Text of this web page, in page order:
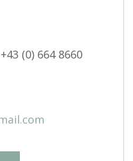
(0) 664 8660